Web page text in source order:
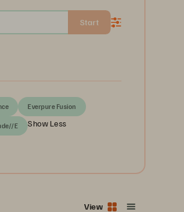
Start
Everpure Fusion
E Show Less
View